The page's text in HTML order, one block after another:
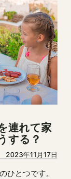
連れて家
する？
2023年11月17日
ひとつです。